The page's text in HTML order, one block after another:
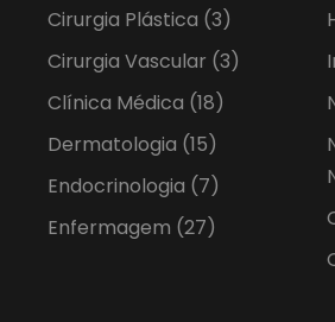
Cirurgia Plástica (3)
Cirurgia Vascular (3)
Clínica Médica (18)
Dermatologia (15)
Endocrinologia (7)
Enfermagem (27)